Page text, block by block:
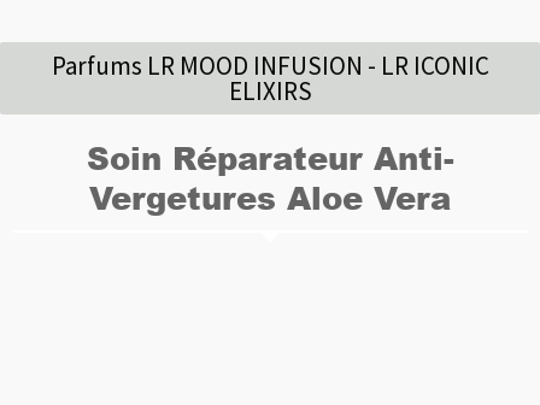
Parfums LR MOOD INFUSION - LR ICONIC
ELIXIRS
Soin Réparateur Anti-
Vergetures Aloe Vera